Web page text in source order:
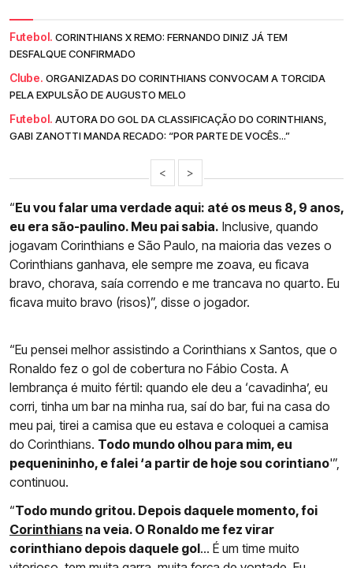
Futebol. CORINTHIANS X REMO: FERNANDO DINIZ JÁ TEM
DESFALQUE CONFIRMADO
Clube. ORGANIZADAS DO CORINTHIANS CONVOCAM A TORCIDA
PELA EXPULSÃO DE AUGUSTO MELO
Futebol. AUTORA DO GOL DA CLASSIFICAÇÃO DO CORINTHIANS,
GABI ZANOTTI MANDA RECADO: “POR PARTE DE VOCÊS...”
< >
“Eu vou falar uma verdade aqui: até os meus 8, 9 anos,
eu era são-paulino. Meu pai sabia. Inclusive, quando
jogavam Corinthians e São Paulo, na maioria das vezes o
Corinthians ganhava, ele sempre me zoava, eu ficava
bravo, chorava, saía correndo e me trancava no quarto. Eu
ficava muito bravo (risos)”, disse o jogador.
“Eu pensei melhor assistindo a Corinthians x Santos, que o
Ronaldo fez o gol de cobertura no Fábio Costa. A
lembrança é muito fértil: quando ele deu a ‘cavadinha’, eu
corri, tinha um bar na minha rua, saí do bar, fui na casa do
meu pai, tirei a camisa que eu estava e coloquei a camisa
do Corinthians. Todo mundo olhou para mim, eu
pequenininho, e falei ‘a partir de hoje sou corintiano'”,
continuou.
“Todo mundo gritou. Depois daquele momento, foi
Corinthians na veia. O Ronaldo me fez virar
corinthiano depois daquele gol… É um time muito